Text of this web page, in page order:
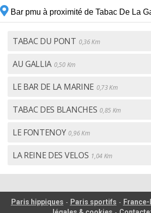
Bar pmu à proximité de Tabac De La
TABAC DU PONT 0,36 Km
AU GALLIA 0,50 Km
LE BAR DE LA MARINE 0,73 Km
TABAC DES BLANCHES 0,85 Km
LE FONTENOY 0,96 Km
LA REINE DES VELOS 1,04 Km
Paris hippiques - Paris sportifs -